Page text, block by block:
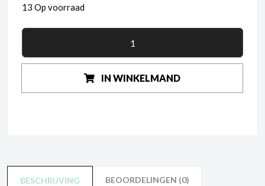
13 Op voorraad
IN WINKELMAND
BESCHRIJVING BEOORDELINGEN (0)